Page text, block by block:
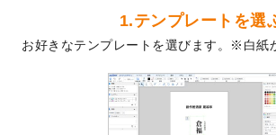
テンプレート
を公開いた
なりました！
プラスチックカードのデ
トを追加しました。
回数券のデザインテンプレ
1.テンプレートを選
お好きなテンプレートを選びます。※白紙